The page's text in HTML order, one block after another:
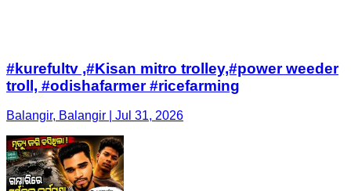
#kurefultv ,#Kisan mitro trolley,#power weeder
troll, #odishafarmer #ricefarming
Balangir, Balangir | Jul 31, 2026